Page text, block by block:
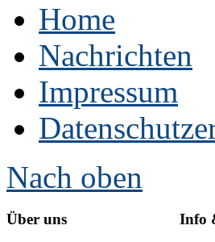
Home
Nachrichten
Impressum
Nach oben
Über uns Info